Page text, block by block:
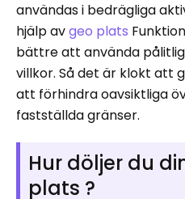
användas i bedrägliga
hjälp avgeo plats
bättre att använda
villkor. Så det är klokt att
att förhindra oavsiktliga
fastställda gränser.
Hur döljer du
plats ?